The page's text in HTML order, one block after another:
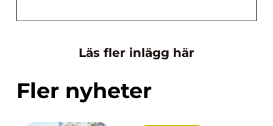
Läs fler inlägg här
Fler nyheter